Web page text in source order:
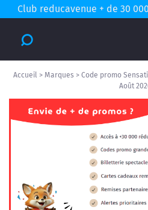
Club reducavenue + de 30
Accueil > Marques > Code promo
Août